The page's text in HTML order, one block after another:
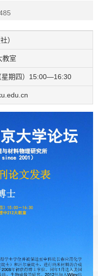
）
教室
星期四）15:00—16:30